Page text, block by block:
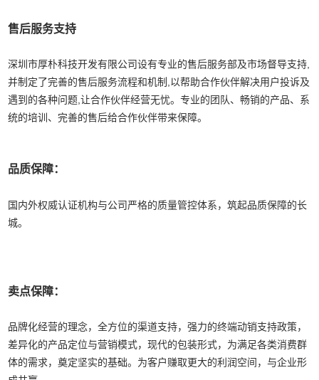
售后服务支持
深圳市厚朴科技开发有限公司设有专业的售后服务部及市场督导支持,
并制定了完善的售后服务流程和机制,以帮助合作伙伴解决用户投诉及
遇到的各种问题,让合作伙伴经营无忧。专业的团队、畅销的产品、系
统的培训、完善的售后给合作伙伴带来保障。
品质保障：
国内外权威认证机构与公司严格的质量管控体系，筑起品质保障的长
城。
卖点保障：
品牌化经营的理念，全方位的渠道支持，强力的终端动销支持政策，
差异化的产品定位与营销模式，现代的包装形式，为满足各类消费群
体的需求，奠定坚实的基础。为客户赚取更大的利润空间，与企业形